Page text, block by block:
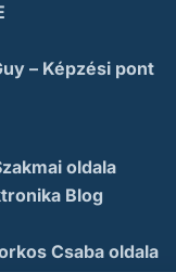
– Képzési pont
oldala
Blog
Csaba oldala